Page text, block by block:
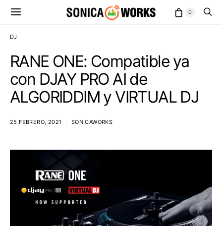
0
DJ
RANE ONE: Compatible ya
con DJAY PRO AI de
ALGORIDDIM y VIRTUAL DJ
25 FEBRERO, 2021 SONICAWORKS